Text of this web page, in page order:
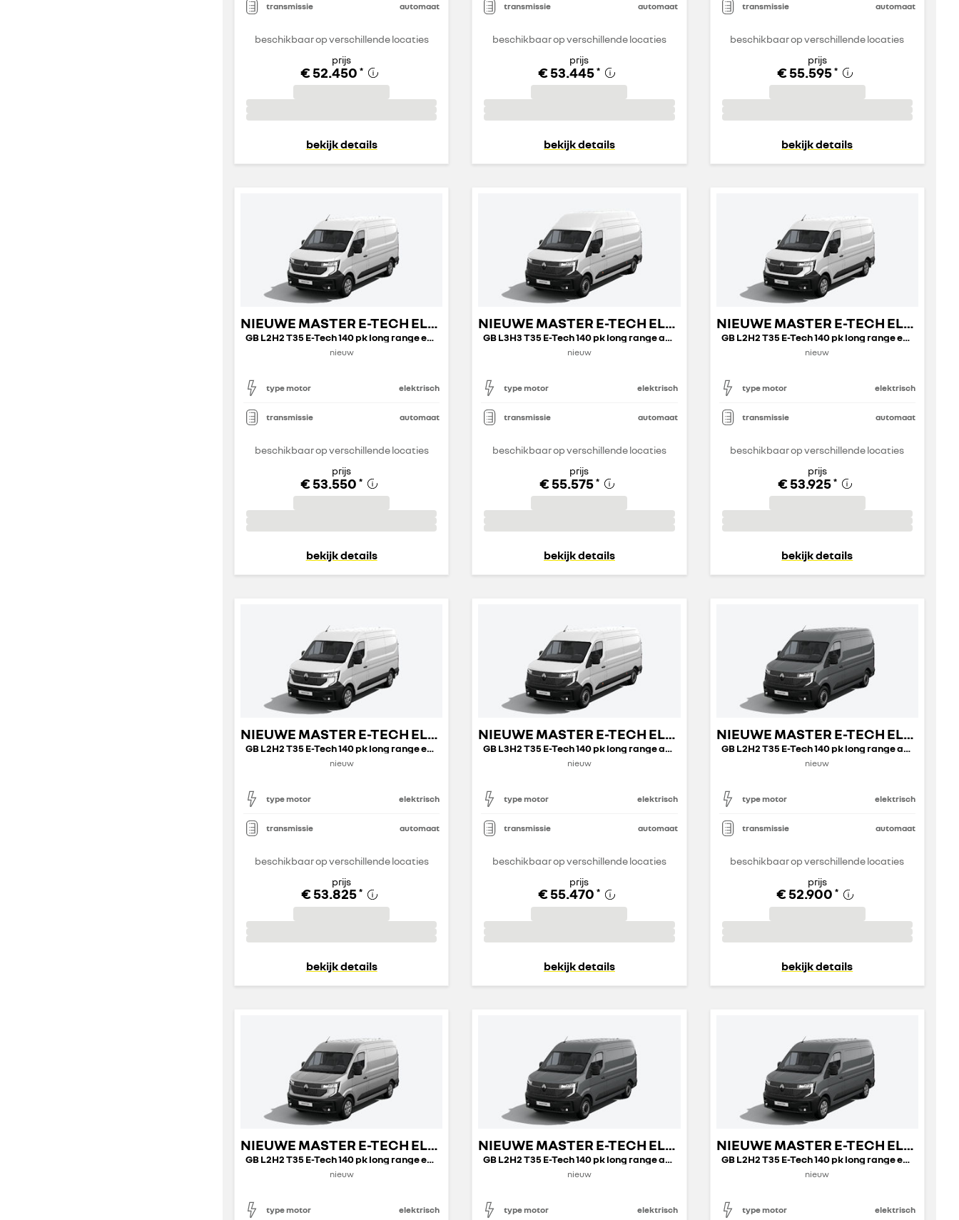
transmissie automaat
beschikbaar op verschillende locaties
prijs
€ 52.450 *
bekijk details
transmissie automaat
beschikbaar op verschillende locaties
prijs
€ 53.445 *
bekijk details
transmissie automaat
beschikbaar op verschillende locaties
prijs
€ 55.595 *
bekijk details
NIEUWE MASTER E-TECH ELECTRIC GESLOTEN TRANSPORT
GB L2H2 T35 E-Tech 140 pk long range extra
nieuw
type motor elektrisch
transmissie automaat
beschikbaar op verschillende locaties
prijs
€ 53.550 *
bekijk details
NIEUWE MASTER E-TECH ELECTRIC GESLOTEN TRANSPORT
GB L3H3 T35 E-Tech 140 pk long range advance
nieuw
type motor elektrisch
transmissie automaat
beschikbaar op verschillende locaties
prijs
€ 55.575 *
bekijk details
NIEUWE MASTER E-TECH ELECTRIC GESLOTEN TRANSPORT
GB L2H2 T35 E-Tech 140 pk long range extra
nieuw
type motor elektrisch
transmissie automaat
beschikbaar op verschillende locaties
prijs
€ 53.925 *
bekijk details
NIEUWE MASTER E-TECH ELECTRIC GESLOTEN TRANSPORT
GB L2H2 T35 E-Tech 140 pk long range extra
nieuw
type motor elektrisch
transmissie automaat
beschikbaar op verschillende locaties
prijs
€ 53.825 *
bekijk details
NIEUWE MASTER E-TECH ELECTRIC GESLOTEN TRANSPORT
GB L3H2 T35 E-Tech 140 pk long range advance
nieuw
type motor elektrisch
transmissie automaat
beschikbaar op verschillende locaties
prijs
€ 55.470 *
bekijk details
NIEUWE MASTER E-TECH ELECTRIC GESLOTEN TRANSPORT
GB L2H2 T35 E-Tech 140 pk long range advance
nieuw
type motor elektrisch
transmissie automaat
beschikbaar op verschillende locaties
prijs
€ 52.900 *
bekijk details
NIEUWE MASTER E-TECH ELECTRIC GESLOTEN TRANSPORT
GB L2H2 T35 E-Tech 140 pk long range extra
nieuw
type motor elektrisch
NIEUWE MASTER E-TECH ELECTRIC GESLOTEN TRANSPORT
GB L2H2 T35 E-Tech 140 pk long range advance
nieuw
type motor elektrisch
NIEUWE MASTER E-TECH ELECTRIC GESLOTEN TRANSPORT
GB L2H2 T35 E-Tech 140 pk long range extra
nieuw
type motor elektrisch